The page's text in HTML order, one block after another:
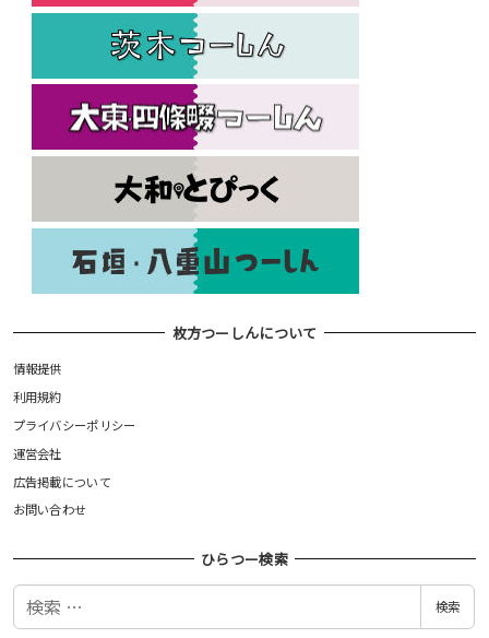
枚方つーしんについて
情報提供
利用規約
プライバシーポリシー
運営会社
広告掲載について
お問い合わせ
ひらつー検索
検
検索